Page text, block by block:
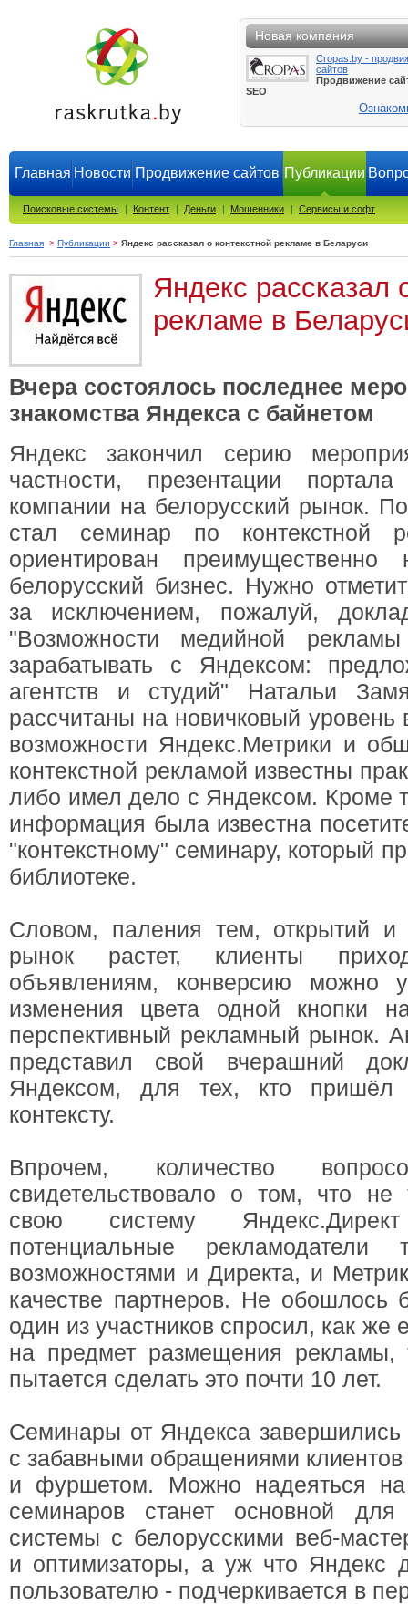
Новая компания
Cropas.by -
сайтов
Продвижение
SEO
Главная Новости Продвижение сайтов Публикации
Поисковые системы | Контент | Деньги | Мошенники | Сервисы и софт
Главная > Публикации > Яндекс рассказал о контекстной рекламе в Беларуси
Яндекс рассказал
рекламе в
Вчера состоялось последнее
знакомства Яндекса с байнетом
Яндекс закончил серию
частности, презентации
компании на белорусский рынок.
стал семинар по контекстной
ориентирован
белорусский бизнес. Нужно
за исключением, пожалуй,
"Возможности медийной
зарабатывать с Яндексом:
агентств и студий" Натальи
рассчитаны на новичковый уровень
возможности Яндекс.Метрики и
контекстной рекламой известны
либо имел дело с Яндексом. Кроме
информация была известна
"контекстному" семинару, который
библиотеке.
Словом, паления тем, открытий
рынок растет, клиенты
объявлениям, конверсию можно
изменения цвета одной кнопки
перспективный рекламный рынок.
представил свой вчерашний
Яндексом, для тех, кто
контексту.
Впрочем, количество
свидетельствовало о том, что не
свою систему
потенциальные рекламодатели
возможностями и Директа, и
качестве партнеров. Не обошлось
один из участников спросил, как же
на предмет размещения рекламы,
пытается сделать это почти 10 лет.
Семинары от Яндекса завершились
с забавными обращениями
и фуршетом. Можно надеяться
семинаров станет основной
системы с белорусскими веб-
и оптимизаторы, а уж что Яндекс
пользователю - подчеркивается в